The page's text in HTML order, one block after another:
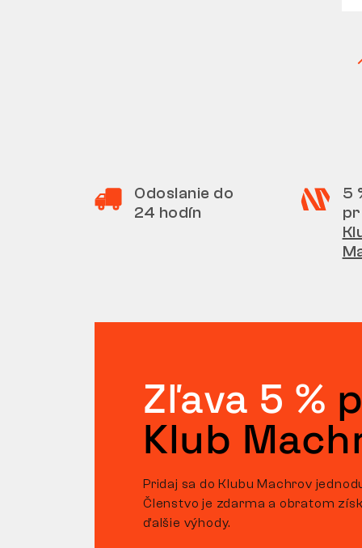
Odoslanie do
24 hodín
5
Zľava 5 %
Klub
Pridaj sa do Klubu Machrov
Členstvo je zdarma a obratom
ďalšie výhody.